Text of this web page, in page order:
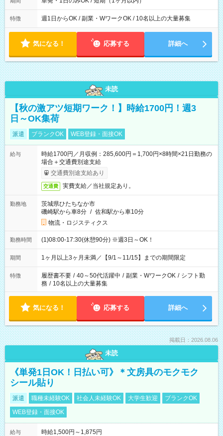
特徴 週1日からOK / 副業・WワークOK / 10名以上の大量募集
気になる！ 応募する 詳細へ
未読
【秋の激アツ短期ワーク！】時給1700円！週3
日～OK集荷
派遣 ブランクOK WEB登録・面接OK
給与
時給1700円／月収例：285,600円＝1,700円×8時間×21日勤務の
場合＋交通費別途支給
交通費別途支給あり
交通費 実費支給／当社規定あり。
勤務地
茨城県ひたちなか市
磯崎駅から車8分 / 佐和駅から車10分
物流・ロジスティクス
勤務時間 (1)08:00-17:30(休憩90分) ※週3日～OK！
期間 1ヶ月以上3ヶ月未満／【9/1～11/15】までの期間限定
特徴 履歴書不要 / 40～50代活躍中 / 副業・WワークOK / シフト勤
務 / 10名以上の大量募集
気になる！ 応募する 詳細へ
掲載日：2026.08.06
未読
《単発1日OK！日払い可》＊文房具のモクモク
シール貼り
派遣 職種未経験OK 社会人未経験OK 大学生歓迎
ブランクOK
WEB登録・面接OK
給与
時給1,500円～1,875円